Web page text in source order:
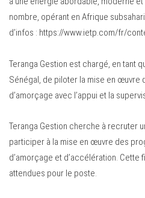
nombre, opérant en Afrique
d’infos : https://www.ietp.com/fr/
Teranga Gestion est chargé, en tant
Sénégal, de piloter la mise en œuvre
d’amorçage avec l’appui et la
Teranga Gestion cherche à recruter
participer à la mise en œuvre des
d’amorçage et d’accélération.
attendues pour le poste.